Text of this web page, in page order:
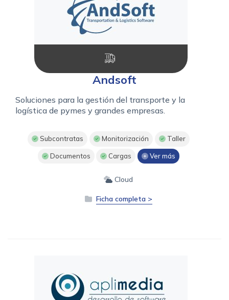
Andsoft
Soluciones para la gestión del transporte y la
logística de pymes y grandes empresas.
Subcontratas Monitorización Taller
Documentos Cargas Ver más
Cloud
Ficha completa >